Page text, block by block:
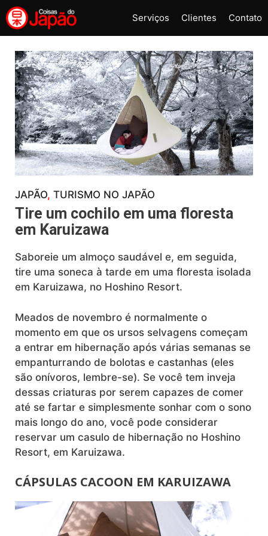
Pular
para
o
conteúdo
Serviços Clientes Contato
JAPÃO, TURISMO NO JAPÃO
Tire um cochilo em uma floresta
em Karuizawa
Saboreie um almoço saudável e, em seguida,
tire uma soneca à tarde em uma floresta isolada
em Karuizawa, no Hoshino Resort.
Meados de novembro é normalmente o
momento em que os ursos selvagens começam
a entrar em hibernação após várias semanas se
empanturrando de bolotas e castanhas (eles
são onívoros, lembre-se). Se você tem inveja
dessas criaturas por serem capazes de comer
até se fartar e simplesmente sonhar com o sono
mais longo do ano, você pode considerar
reservar um casulo de hibernação no Hoshino
Resort, em Karuizawa.
CÁPSULAS CACOON EM KARUIZAWA